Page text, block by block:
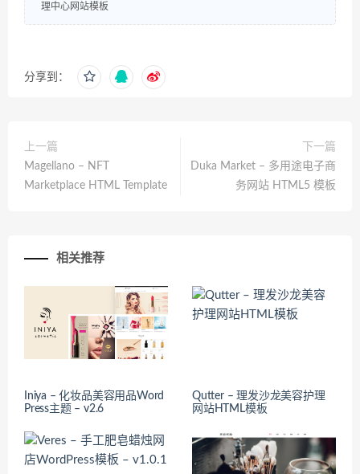
理中心网站模板
分享到：
上一篇
Magellano – NFT
Marketplace HTML Template
下一篇
Duka Market – 多用途电子商
务网站 HTML5 模板
相关推荐
Iniya – 化妆品美容用品Word
Press主题 – v2.6
Qutter – 理发沙龙美容护理
网站HTML模板